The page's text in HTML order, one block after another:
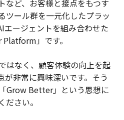
など、お客様と接点をもつす
ツール群を一元化したプラッ
エージェントを組み合わせた
」です。
はなく、顧客体験の向上を起
が非常に興味深いです。そう
Grow Better」という思想に
さい。